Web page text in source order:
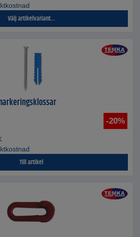
Välj artikelvariant...
-20%
Till artikel